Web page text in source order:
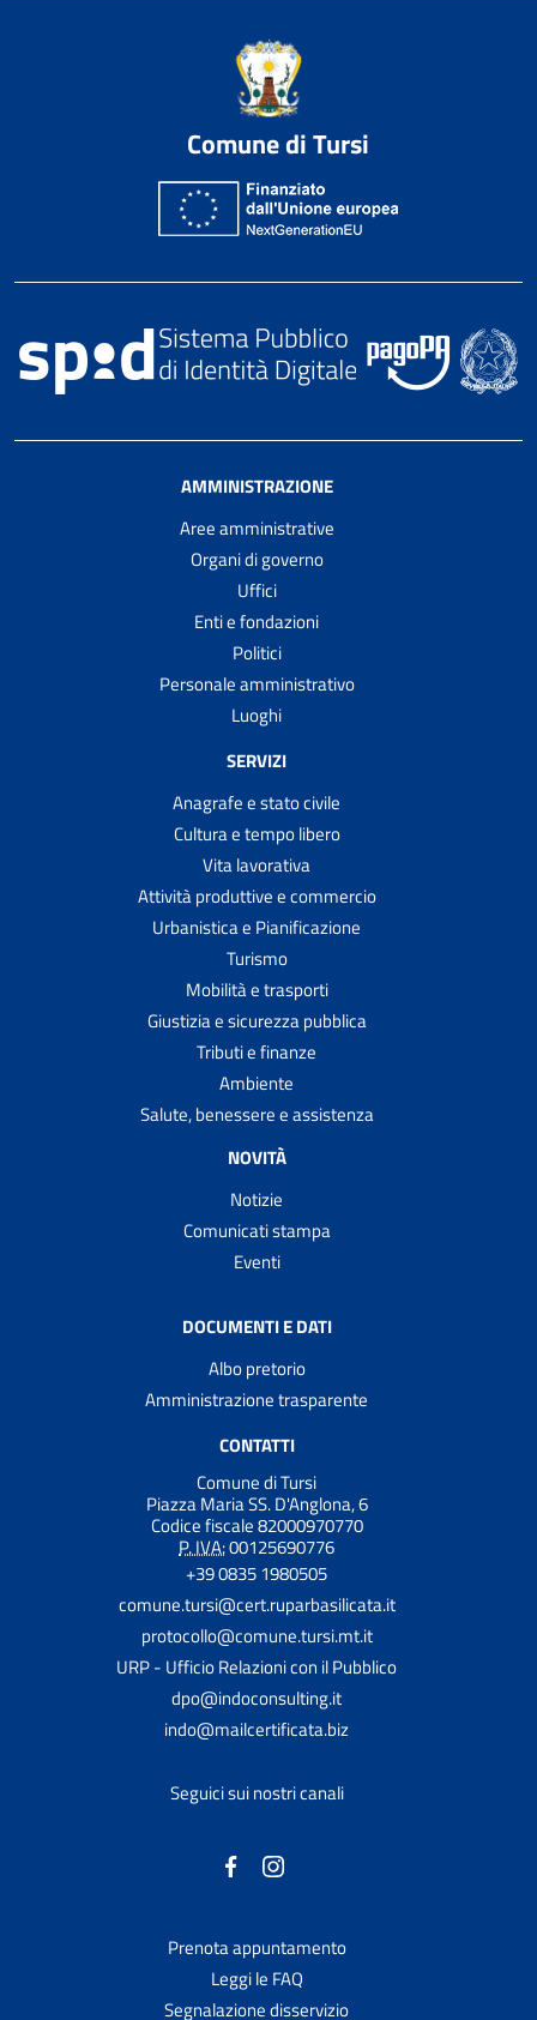
Comune di Tursi
AMMINISTRAZIONE
Aree amministrative
Organi di governo
Uffici
Enti e fondazioni
Politici
Personale amministrativo
Luoghi
SERVIZI
Anagrafe e stato civile
Cultura e tempo libero
Vita lavorativa
Attività produttive e commercio
Urbanistica e Pianificazione
Turismo
Mobilità e trasporti
Giustizia e sicurezza pubblica
Tributi e finanze
Ambiente
Salute, benessere e assistenza
NOVITÀ
Notizie
Comunicati stampa
Eventi
DOCUMENTI E DATI
Albo pretorio
Amministrazione trasparente
CONTATTI
Comune di Tursi
Piazza Maria SS. D'Anglona, 6
Codice fiscale 82000970770
P. IVA:00125690776
+39 0835 1980505
comune.tursi@cert.ruparbasilicata.it
protocollo@comune.tursi.mt.it
URP - Ufficio Relazioni con il Pubblico
dpo@indoconsulting.it
indo@mailcertificata.biz
Seguici sui nostri canali
Prenota appuntamento
Leggi le FAQ
Segnalazione disservizio